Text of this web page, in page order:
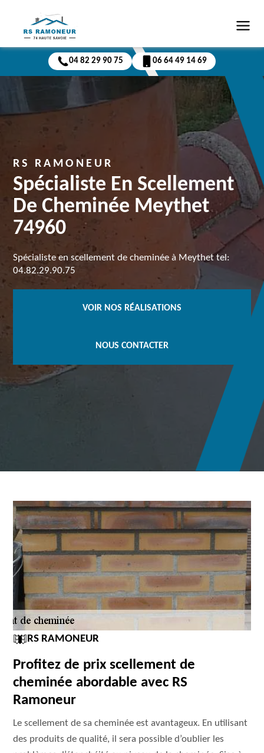
04 82 29 90 75 06 64 49 14 69
RS RAMONEUR
Spécialiste En Scellement
De Cheminée Meythet
74960
Spécialiste en scellement de cheminée à Meythet tel:
04.82.29.90.75
VOIR NOS RÉALISATIONS
NOUS CONTACTER
RS RAMONEUR
Profitez de prix scellement de
cheminée abordable avec RS
Ramoneur
Le scellement de sa cheminée est avantageux. En utilisant
des produits de qualité, il sera possible d’oublier les